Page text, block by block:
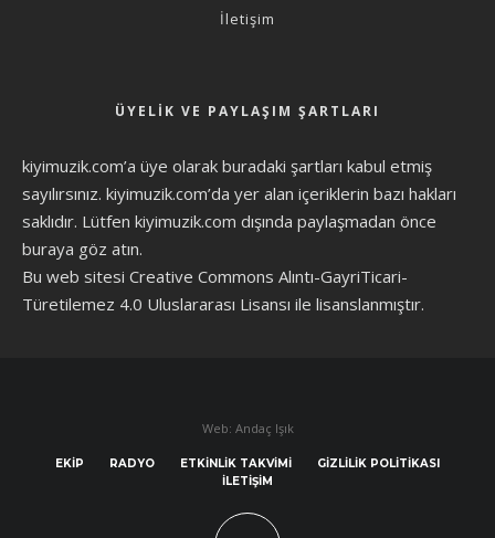
İletişim
ÜYELIK VE PAYLAŞIM ŞARTLARI
kiyimuzik.com’a üye olarak buradaki şartları kabul etmiş
sayılırsınız. kiyimuzik.com’da yer alan içeriklerin bazı hakları
saklıdır. Lütfen kiyimuzik.com dışında paylaşmadan önce
buraya göz atın.
Bu web sitesi Creative Commons Alıntı-GayriTicari-
Türetilemez 4.0 Uluslararası Lisansı ile lisanslanmıştır.
Web: Andaç Işık
EKIP RADYO ETKINLIK TAKVIMI
GIZLILIK POLITIKASI
İLETIŞIM